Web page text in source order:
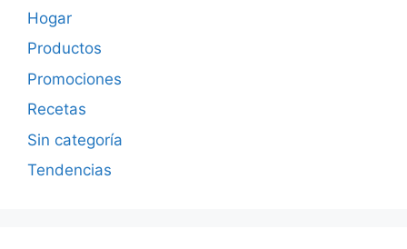
Hogar
Productos
Promociones
Recetas
Sin categoría
Tendencias